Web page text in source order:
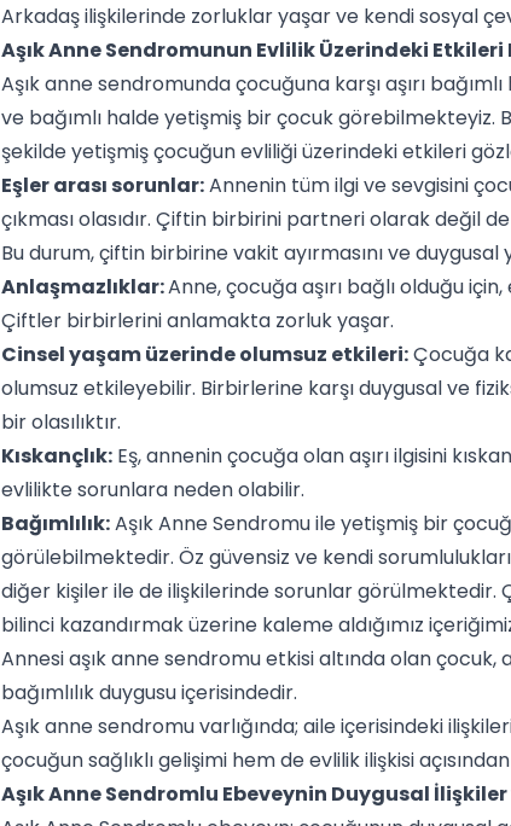
Arkadaş ilişkilerinde zorluklar yaşar ve kendi sosyal
Aşık Anne Sendromunun Evlilik Üzerindeki Etkileri
Aşık anne sendromunda çocuğuna karşı aşırı
ve bağımlı halde yetişmiş bir çocuk
şekilde yetişmiş çocuğun evliliği üzerindeki etkileri
Eşler arası sorunlar:Annenin tüm ilgi ve sevgisini
çıkması olasıdır. Çiftin birbirini partneri olarak değil
Bu durum, çiftin birbirine vakit ayırmasını ve duygusal
Anlaşmazlıklar:Anne, çocuğa aşırı bağlı olduğu
Çiftler birbirlerini anlamakta zorluk yaşar.
Cinsel yaşam üzerinde olumsuz etkileri:Çocuğa
olumsuz etkileyebilir. Birbirlerine karşı duygusal ve
bir olasılıktır.
Kıskançlık: Eş, annenin çocuğa olan aşırı ilgisini
evlilikte sorunlara neden olabilir.
Bağımlılık:Aşık Anne Sendromu ile yetişmiş bir
görülebilmektedir. Öz güvensiz ve kendi
diğer kişiler ile de ilişkilerinde sorunlar
bilinci kazandırmak üzerine kaleme aldığımız
Annesi aşık anne sendromu etkisi altında olan
bağımlılık duygusu içerisindedir.
Aşık anne sendromu varlığında; aile içerisindeki
çocuğun sağlıklı gelişimi hem de evlilik ilişkisi
Aşık Anne Sendromlu Ebeveynin Duygusal